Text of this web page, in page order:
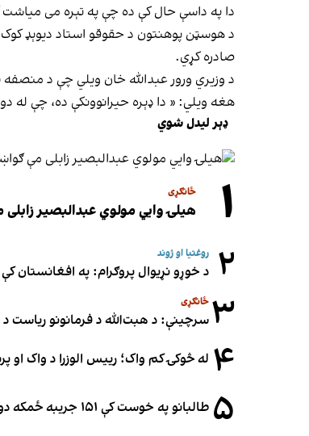
دا په داسې حال کې ده چې په تېره می میاشت
د هوسټن پوهنتون د حقوقو استاد دیوېډ کوک
صادره کړي.
د وزیري ورور عبدالله خان ویلي چې د
هغه ویلي: « دا ډېره حیرانوونکې ده، چې
ډېر لیدل شوي
۱ ځانګړی
هیلۍ وایي مولوي عبدالبصیر
۲ روغتیا او ژوند
د خوړو نړیوال پروګرام: په افغانستان
۳ ځانګړی
سرچینې: د هبت‌الله د فرمانونو ریاست د
۴ له څوکۍ کم واک؛ رییس الوزرا د واک او
۵ طالبانو په خوست کې ۱۵۱ جریبه ځمکه دولتي اعلان کړه